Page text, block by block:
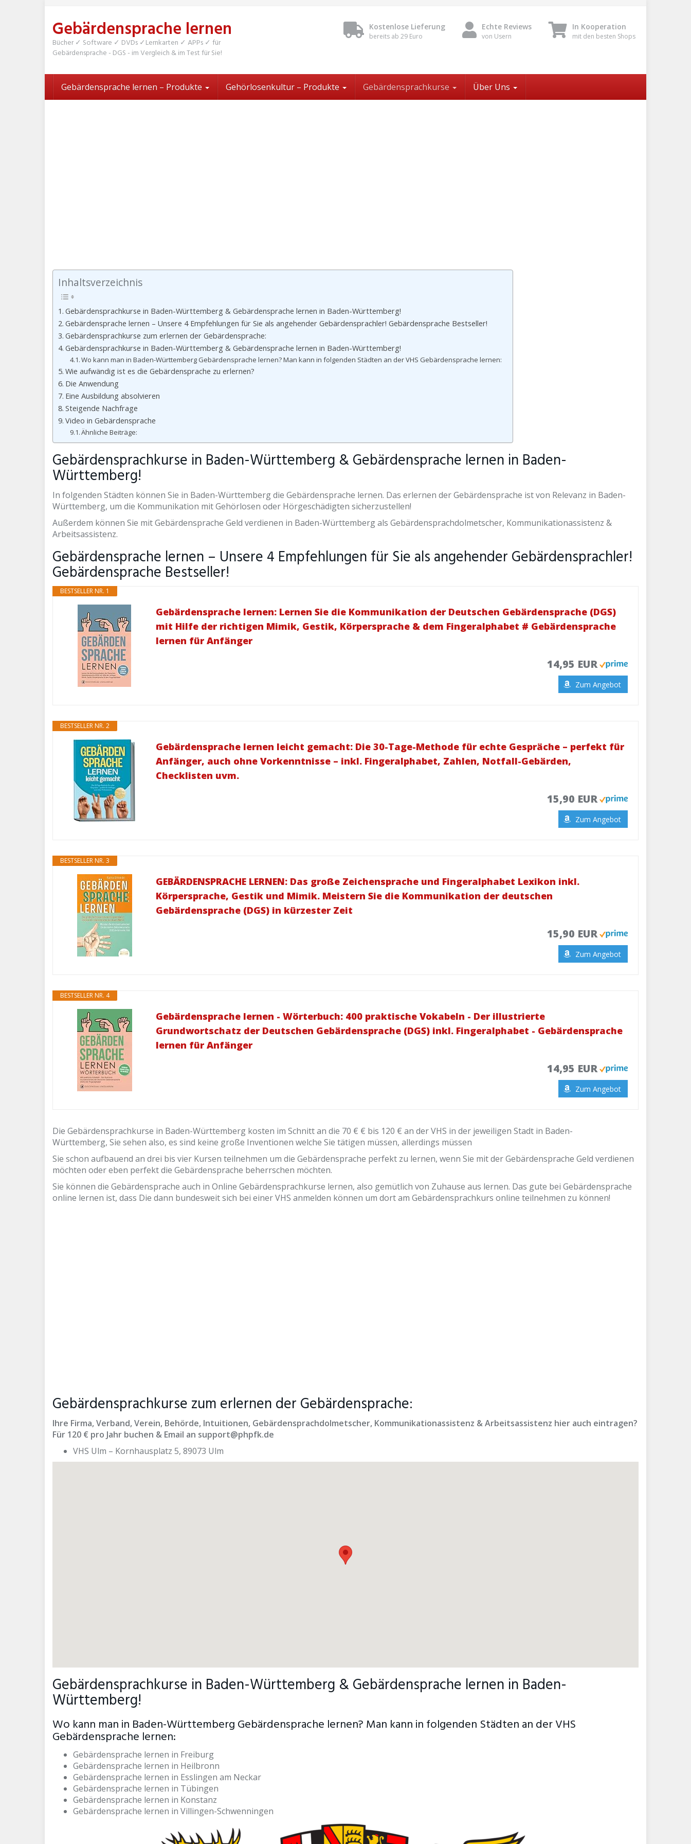
Gebärdensprache lernen
Bücher ✓ Software ✓ DVDs ✓Lernkarten ✓ APPs ✓ für
Gebärdensprache - DGS - im Vergleich & im Test für Sie!
Kostenlose Lieferung
bereits ab 29 Euro
Echte Reviews
von Usern
In Kooperation
mit den besten Shops
Gebärdensprache lernen – Produkte Gehörlosenkultur – Produkte Gebärdensprachkurse Über Uns
Inhaltsverzeichnis
Gebärdensprachkurse in Baden-Württemberg & Gebärdensprache lernen in Baden-Württemberg!
Gebärdensprache lernen – Unsere 4 Empfehlungen für Sie als angehender Gebärdensprachler! Gebärdensprache Bestseller!
Gebärdensprachkurse zum erlernen der Gebärdensprache:
Gebärdensprachkurse in Baden-Württemberg & Gebärdensprache lernen in Baden-Württemberg!
Wo kann man in Baden-Württemberg Gebärdensprache lernen? Man kann in folgenden Städten an der VHS Gebärdensprache lernen:
Wie aufwändig ist es die Gebärdensprache zu erlernen?
Die Anwendung
Eine Ausbildung absolvieren
Steigende Nachfrage
Video in Gebärdensprache
Ähnliche Beiträge:
Gebärdensprachkurse in Baden-Württemberg & Gebärdensprache lernen in Baden-
Württemberg!
In folgenden Städten können Sie in Baden-Württemberg die Gebärdensprache lernen. Das erlernen der Gebärdensprache ist von Relevanz in Baden-
Württemberg, um die Kommunikation mit Gehörlosen oder Hörgeschädigten sicherzustellen!
Außerdem können Sie mit Gebärdensprache Geld verdienen in Baden-Württemberg als Gebärdensprachdolmetscher, Kommunikationassistenz &
Arbeitsassistenz.
Gebärdensprache lernen – Unsere 4 Empfehlungen für Sie als angehender Gebärdensprachler!
Gebärdensprache Bestseller!
BESTSELLER NR. 1
Gebärdensprache lernen: Lernen Sie die Kommunikation der Deutschen Gebärdensprache (DGS)
mit Hilfe der richtigen Mimik, Gestik, Körpersprache & dem Fingeralphabet # Gebärdensprache
lernen für Anfänger
14,95 EUR
Zum Angebot
BESTSELLER NR. 2
Gebärdensprache lernen leicht gemacht: Die 30-Tage-Methode für echte Gespräche – perfekt für
Anfänger, auch ohne Vorkenntnisse – inkl. Fingeralphabet, Zahlen, Notfall-Gebärden,
Checklisten uvm.
15,90 EUR
Zum Angebot
BESTSELLER NR. 3
GEBÄRDENSPRACHE LERNEN: Das große Zeichensprache und Fingeralphabet Lexikon inkl.
Körpersprache, Gestik und Mimik. Meistern Sie die Kommunikation der deutschen
Gebärdensprache (DGS) in kürzester Zeit
15,90 EUR
Zum Angebot
BESTSELLER NR. 4
Gebärdensprache lernen - Wörterbuch: 400 praktische Vokabeln - Der illustrierte
Grundwortschatz der Deutschen Gebärdensprache (DGS) inkl. Fingeralphabet - Gebärdensprache
lernen für Anfänger
14,95 EUR
Zum Angebot
Die Gebärdensprachkurse in Baden-Württemberg kosten im Schnitt an die 70 € € bis 120 € an der VHS in der jeweiligen Stadt in Baden-
Württemberg, Sie sehen also, es sind keine große Inventionen welche Sie tätigen müssen, allerdings müssen
Sie schon aufbauend an drei bis vier Kursen teilnehmen um die Gebärdensprache perfekt zu lernen, wenn Sie mit der Gebärdensprache Geld verdienen
möchten oder eben perfekt die Gebärdensprache beherrschen möchten.
Sie können die Gebärdensprache auch in Online Gebärdensprachkurse lernen, also gemütlich von Zuhause aus lernen. Das gute bei Gebärdensprache
online lernen ist, dass Die dann bundesweit sich bei einer VHS anmelden können um dort am Gebärdensprachkurs online teilnehmen zu können!
Gebärdensprachkurse zum erlernen der Gebärdensprache:
Ihre Firma, Verband, Verein, Behörde, Intuitionen, Gebärdensprachdolmetscher, Kommunikationassistenz & Arbeitsassistenz hier auch eintragen?
Für 120 € pro Jahr buchen & Email an support@phpfk.de
VHS Ulm – Kornhausplatz 5, 89073 Ulm
Gebärdensprachkurse in Baden-Württemberg & Gebärdensprache lernen in Baden-
Württemberg!
Wo kann man in Baden-Württemberg Gebärdensprache lernen? Man kann in folgenden Städten an der VHS
Gebärdensprache lernen:
Gebärdensprache lernen in Freiburg
Gebärdensprache lernen in Heilbronn
Gebärdensprache lernen in Esslingen am Neckar
Gebärdensprache lernen in Tübingen
Gebärdensprache lernen in Konstanz
Gebärdensprache lernen in Villingen-Schwenningen